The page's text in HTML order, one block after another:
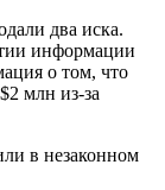
два иска.
информации
о том, что
млн из-за
в незаконном